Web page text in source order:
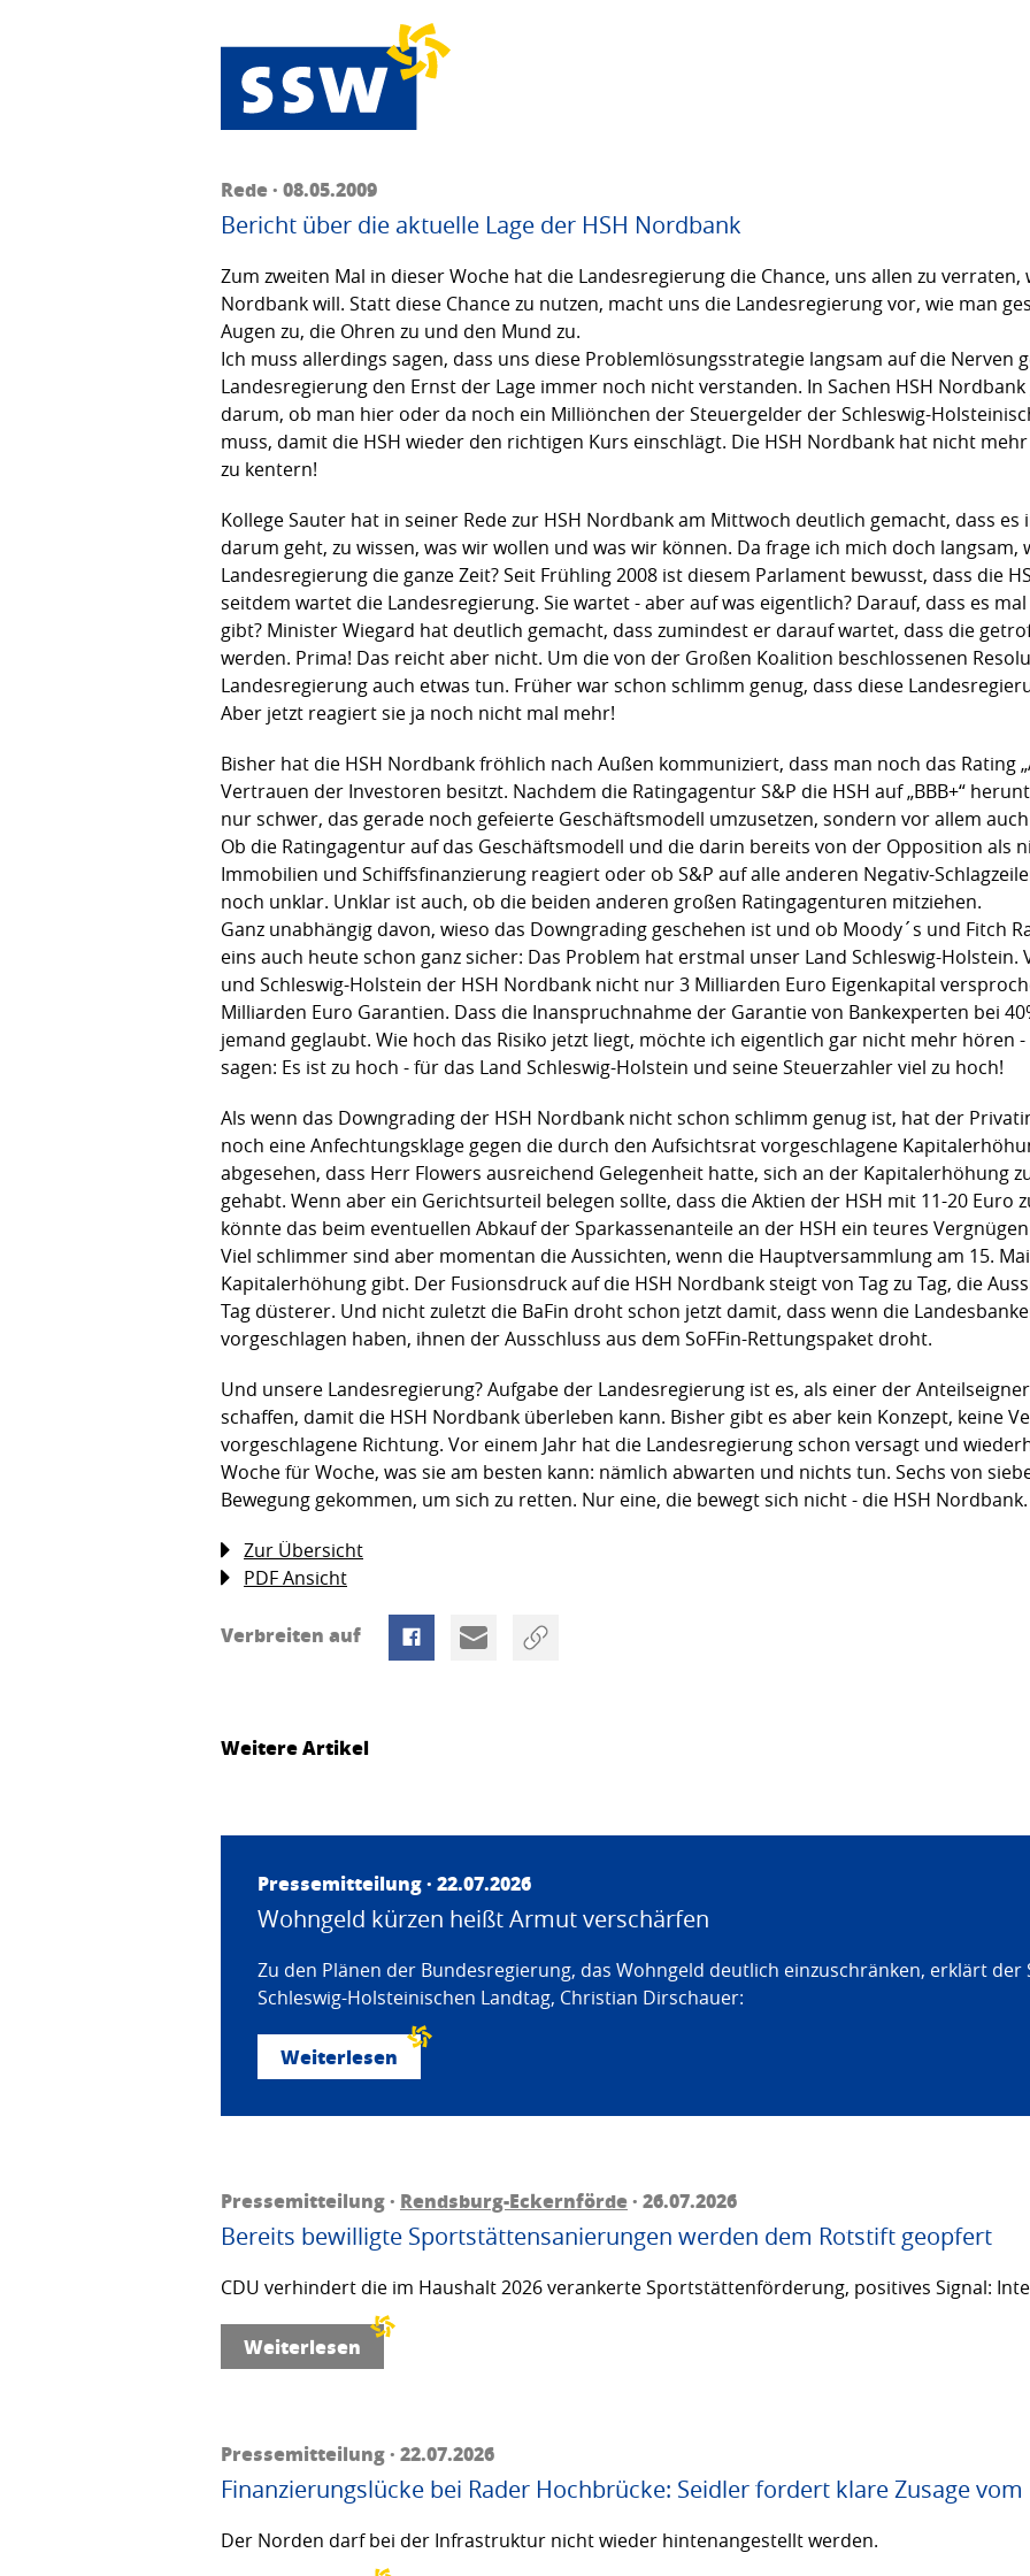
Rede · 08.05.2009
Bericht über die aktuelle Lage der HSH Nordbank
Zum zweiten Mal in dieser Woche hat die Landesregierung die Chance, uns allen zu verraten,
Nordbank will. Statt diese Chance zu nutzen, macht uns die Landesregierung vor, wie man
Augen zu, die Ohren zu und den Mund zu.
Ich muss allerdings sagen, dass uns diese Problemlösungsstrategie langsam auf die Nerven
Landesregierung den Ernst der Lage immer noch nicht verstanden. In Sachen HSH
darum, ob man hier oder da noch ein Milliönchen der Steuergelder der Schleswig-
muss, damit die HSH wieder den richtigen Kurs einschlägt. Die HSH Nordbank hat nicht
zu kentern!
Kollege Sauter hat in seiner Rede zur HSH Nordbank am Mittwoch deutlich gemacht, dass
darum geht, zu wissen, was wir wollen und was wir können. Da frage ich mich doch langsam,
Landesregierung die ganze Zeit? Seit Frühling 2008 ist diesem Parlament bewusst, dass die
seitdem wartet die Landesregierung. Sie wartet - aber auf was eigentlich? Darauf, dass es
gibt? Minister Wiegard hat deutlich gemacht, dass zumindest er darauf wartet, dass die
werden. Prima! Das reicht aber nicht. Um die von der Großen Koalition beschlossenen
Landesregierung auch etwas tun. Früher war schon schlimm genug, dass diese
Aber jetzt reagiert sie ja noch nicht mal mehr!
Bisher hat die HSH Nordbank fröhlich nach Außen kommuniziert, dass man noch das Rating
Vertrauen der Investoren besitzt. Nachdem die Ratingagentur S&P die HSH auf „BBB+“
nur schwer, das gerade noch gefeierte Geschäftsmodell umzusetzen, sondern vor allem
Ob die Ratingagentur auf das Geschäftsmodell und die darin bereits von der Opposition als
Immobilien und Schiffsfinanzierung reagiert oder ob S&P auf alle anderen Negativ-
noch unklar. Unklar ist auch, ob die beiden anderen großen Ratingagenturen mitziehen.
Ganz unabhängig davon, wieso das Downgrading geschehen ist und ob Moody´s und Fitch
eins auch heute schon ganz sicher: Das Problem hat erstmal unser Land Schleswig-
und Schleswig-Holstein der HSH Nordbank nicht nur 3 Milliarden Euro Eigenkapital
Milliarden Euro Garantien. Dass die Inanspruchnahme der Garantie von Bankexperten bei
jemand geglaubt. Wie hoch das Risiko jetzt liegt, möchte ich eigentlich gar nicht mehr hören
sagen: Es ist zu hoch - für das Land Schleswig-Holstein und seine Steuerzahler viel zu hoch!
Als wenn das Downgrading der HSH Nordbank nicht schon schlimm genug ist, hat der
noch eine Anfechtungsklage gegen die durch den Aufsichtsrat vorgeschlagene
abgesehen, dass Herr Flowers ausreichend Gelegenheit hatte, sich an der Kapitalerhöhung
gehabt. Wenn aber ein Gerichtsurteil belegen sollte, dass die Aktien der HSH mit 11-20 Euro
könnte das beim eventuellen Abkauf der Sparkassenanteile an der HSH ein teures
Viel schlimmer sind aber momentan die Aussichten, wenn die Hauptversammlung am 15.
Kapitalerhöhung gibt. Der Fusionsdruck auf die HSH Nordbank steigt von Tag zu Tag, die
Tag düsterer. Und nicht zuletzt die BaFin droht schon jetzt damit, dass wenn die
vorgeschlagen haben, ihnen der Ausschluss aus dem SoFFin-Rettungspaket droht.
Und unsere Landesregierung? Aufgabe der Landesregierung ist es, als einer der
schaffen, damit die HSH Nordbank überleben kann. Bisher gibt es aber kein Konzept, keine
vorgeschlagene Richtung. Vor einem Jahr hat die Landesregierung schon versagt und
Woche für Woche, was sie am besten kann: nämlich abwarten und nichts tun. Sechs von
Bewegung gekommen, um sich zu retten. Nur eine, die bewegt sich nicht - die HSH Nordbank.
Zur Übersicht
PDF Ansicht
Verbreiten auf
Weitere Artikel
Pressemitteilung · 22.07.2026
Wohngeld kürzen heißt Armut verschärfen
Zu den Plänen der Bundesregierung, das Wohngeld deutlich einzuschränken, erklärt der
Schleswig-Holsteinischen Landtag, Christian Dirschauer:
Weiterlesen
Pressemitteilung · Rendsburg-Eckernförde· 26.07.2026
Bereits bewilligte Sportstättensanierungen werden dem Rotstift geopfert
CDU verhindert die im Haushalt 2026 verankerte Sportstättenförderung, positives Signal:
Weiterlesen
Pressemitteilung · 22.07.2026
Finanzierungslücke bei Rader Hochbrücke: Seidler fordert klare Zusage vom
Der Norden darf bei der Infrastruktur nicht wieder hintenangestellt werden.